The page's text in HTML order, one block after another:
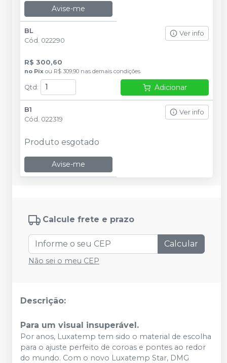
Avise-me
BL
Cód. 022290
Ver info
R$ 300,60
no Pix ou R$ 309,90 nas demais condições
Qtd : Adicionar
B1
Cód. 022319
Ver info
Produto esgotado
Avise-me
Calcule frete e prazo
Calcular
Não sei o meu CEP
Descrição:
Para um visual insuperável.
Por anos, Luxatemp tem sido o material de escolha
para o ajuste perfeito de coroas e pontes ao redor
do mundo. Com o novo Luxatemp Star, DMG